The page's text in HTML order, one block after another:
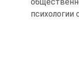
психологии